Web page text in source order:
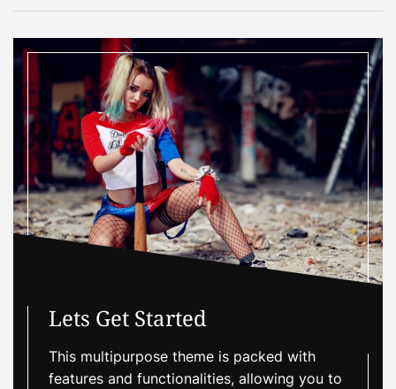
Lets Get Started
This multipurpose theme is packed with
features and functionalities, allowing you to